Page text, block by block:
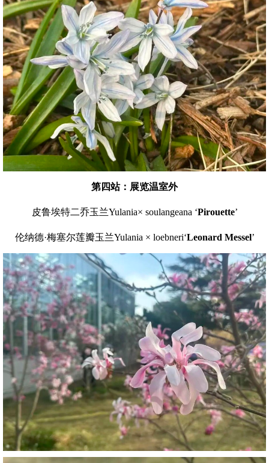
第四站：展览温室外
皮鲁埃特二乔玉兰Yulania× soulangeana ‘Pirouette’
伦纳德·梅塞尔莲瓣玉兰Yulania × loebneri‘Leonard Messel’